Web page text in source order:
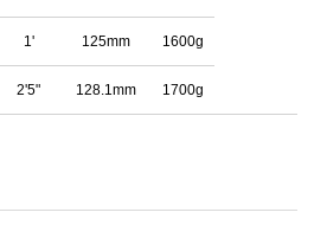
1' 125mm 1600g
2'5" 128.1mm 1700g